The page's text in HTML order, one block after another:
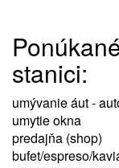
stanici:
umývanie áut -
umytie okna
predajňa (shop)
bufet/espreso/